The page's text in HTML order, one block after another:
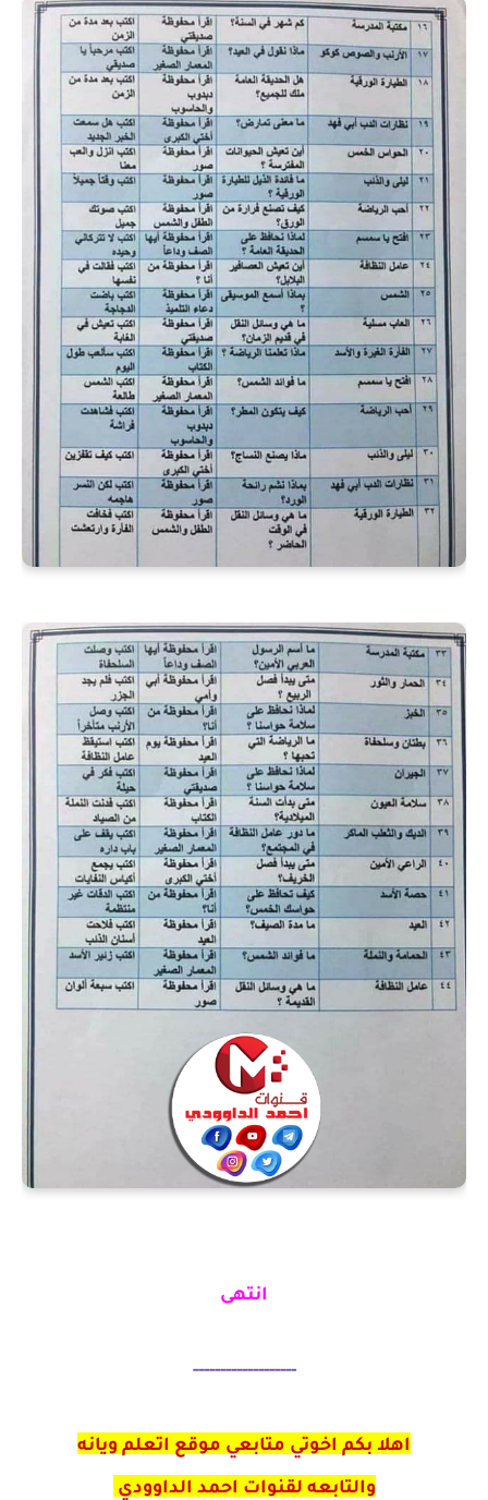
انتهى
-------------------
اهلا بكم اخوتي متابعي موقع اتعلم ويانه
والتابعه لقنوات احمد الداوودي